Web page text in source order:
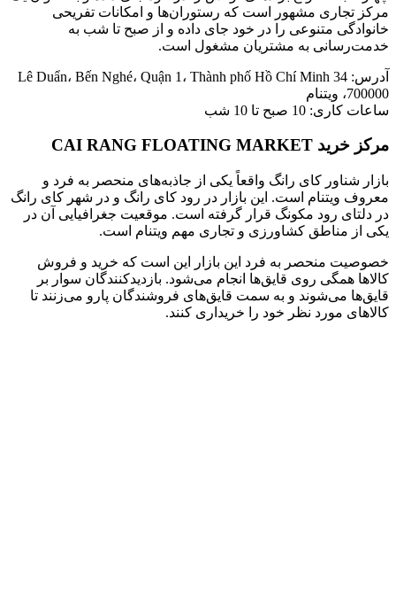
مرکز تجاری مشهور است که رستوران‌ها و امکانات تفریحی
خانوادگی متنوعی را در خود جای داده و از صبح تا شب به
خدمت‌رسانی به مشتریان مشغول است.
آدرس: 34 Lê Duẩn، Bến Nghé، Quận 1، Thành phố Hồ Chí Minh
700000، ویتنام
ساعات کاری: 10 صبح تا 10 شب
مرکز خرید CAI RANG FLOATING MARKET
بازار شناور کای رانگ واقعاً یکی از جاذبه‌های منحصر به فرد و
معروف ویتنام است. این بازار در رود کای رانگ و در شهر کای رانگ
در دلتای رود مکونگ قرار گرفته است. موقعیت جغرافیایی آن در
یکی از مناطق کشاورزی و تجاری مهم ویتنام است.
خصوصیت منحصر به فرد این بازار این است که خرید و فروش
کالاها همگی روی قایق‌ها انجام می‌شود. بازدیدکنندگان سوار بر
قایق‌ها می‌شوند و به سمت قایق‌های فروشندگان پارو می‌زنند تا
کالاهای مورد نظر خود را خریداری کنند.